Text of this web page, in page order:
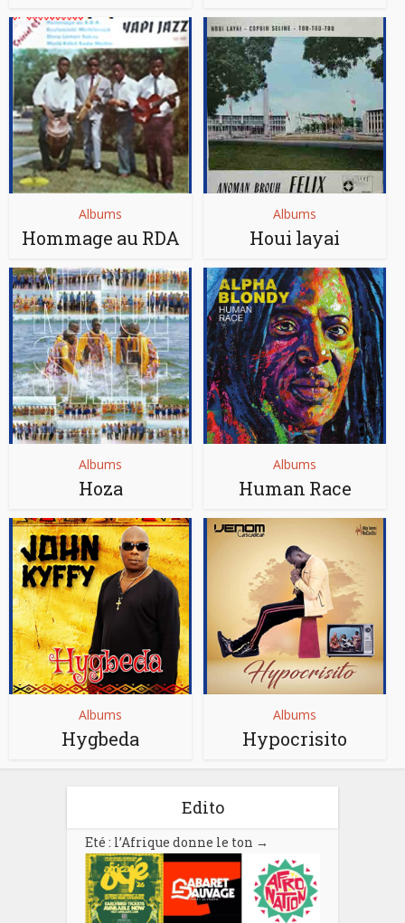
Albums
Hommage au RDA
Albums
Houi layai
Albums
Hoza
Albums
Human Race
Albums
Hygbeda
Albums
Hypocrisito
Edito
Eté : l’Afrique donne le ton →